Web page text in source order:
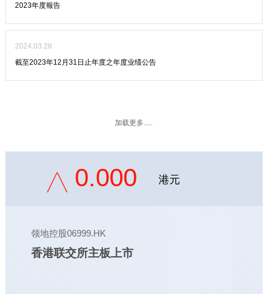
2023年度報告
2024.03.28
截至2023年12月31日止年度之年度业绩公告
加载更多.....
0.000 港元
领地控股06999.HK
香港联交所主板上市